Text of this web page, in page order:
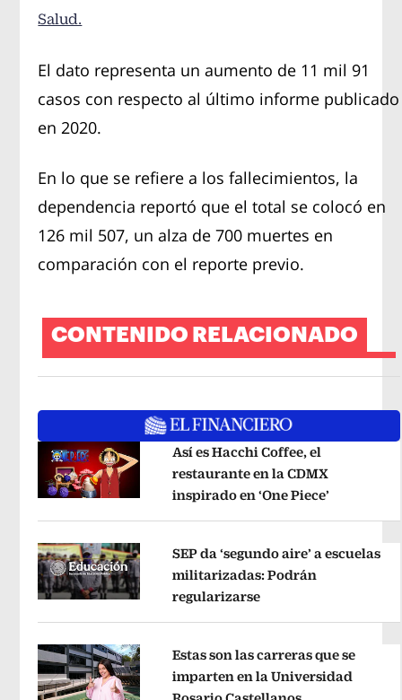
Salud.
El dato representa un aumento de 11 mil 91
casos con respecto al último informe publicado
en 2020.
En lo que se refiere a los fallecimientos, la
dependencia reportó que el total se colocó en
126 mil 507, un alza de 700 muertes en
comparación con el reporte previo.
CONTENIDO RELACIONADO
Así es Hacchi Coffee, el
restaurante en la CDMX
inspirado en ‘One Piece’
SEP da ‘segundo aire’ a escuelas
militarizadas: Podrán
regularizarseOpens in new window
Estas son las carreras que se
imparten en la Universidad